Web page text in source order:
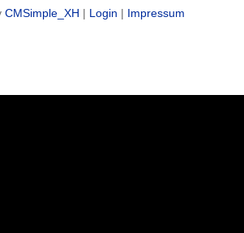
CMSimple_XH | Login | Impressum